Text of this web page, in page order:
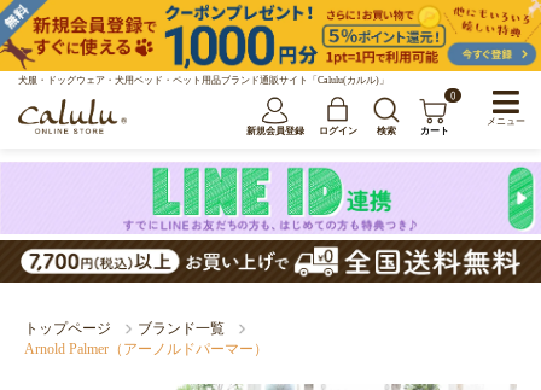
犬服・ドッグウェア・犬用ベッド・ペット用品ブランド通販サイト「Calulu(カルル)」
新規会員登録 ログイン 検索
0
カート
トップページ
ブランド一覧
Arnold Palmer（アーノルドパーマー）
メニュー